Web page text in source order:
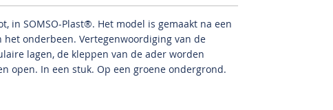
in SOMSO-Plast®. Het model is gemaakt na een
het onderbeen.Vertegenwoordiging van de
lagen, de kleppen van de ader worden
open. In een stuk.Op een groene ondergrond.